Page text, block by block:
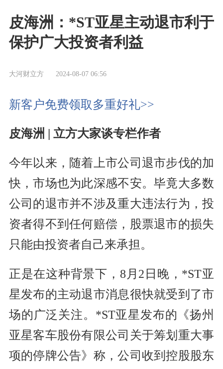
皮海洲：*ST亚星主动退市利于
保护广大投资者利益
大河财立方 2024-08-07 06:56
新客户免费领取多重好礼>>
皮海洲 | 立方大家谈专栏作者
今年以来，随着上市公司退市步伐的加
快，市场也为此深感不安。毕竟大多数
公司的退市并不涉及重大违法行为，投
资者得不到任何赔偿，股票退市的损失
只能由投资者自己来承担。
正是在这种背景下，8月2日晚，*ST亚
星发布的主动退市消息很快就受到了市
场的广泛关注。*ST亚星发布的《扬州
亚星客车股份有限公司关于筹划重大事
项的停牌公告》称，公司收到控股股东